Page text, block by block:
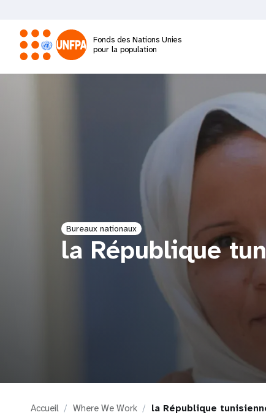
contenu
principal
Fonds des Nations Unies
pour la population
M
t
Bureaux nationaux
la République
Accueil Where We Work la République